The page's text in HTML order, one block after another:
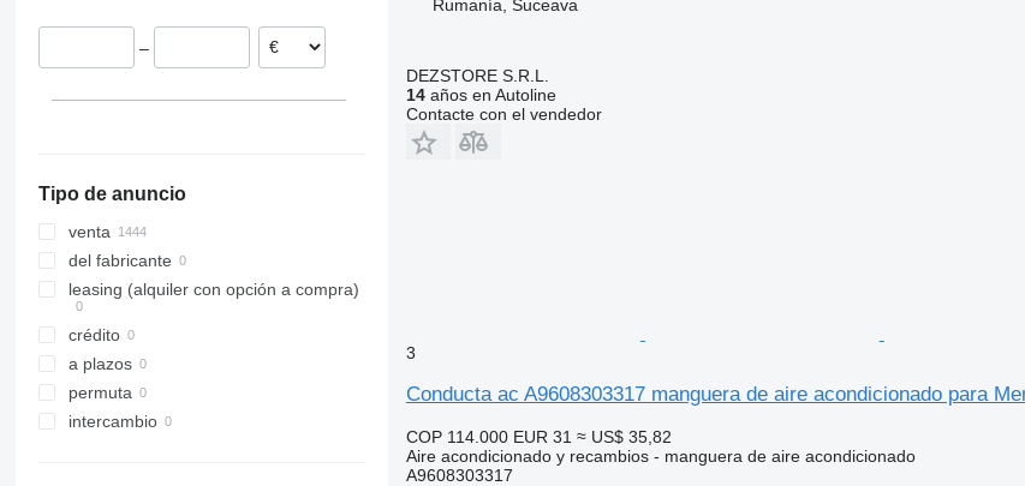
Lituania
Alemania
–
Tipo de anuncio
venta
del fabricante
leasing (alquiler con opción a compra)
crédito
a plazos
permuta
intercambio
Rumanía, Suceava
DEZSTORE S.R.L.
14años en Autoline
Contacte con el vendedor
3
Conducta ac A9608303317 manguera de aire acondicionado para
COP 114.000 EUR 31 ≈ US$ 35,82
Aire acondicionado y recambios - manguera de aire acondicionado
A9608303317